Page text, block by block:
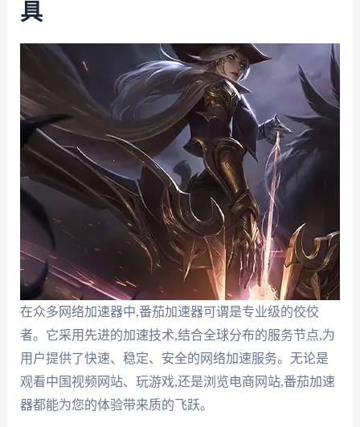
具
在众多网络加速器中,番茄加速器可谓是专业级的佼佼
者。它采用先进的加速技术,结合全球分布的服务节点,为
用户提供了快速、稳定、安全的网络加速服务。无论是
观看中国视频网站、玩游戏,还是浏览电商网站,番茄加速
器都能为您的体验带来质的飞跃。